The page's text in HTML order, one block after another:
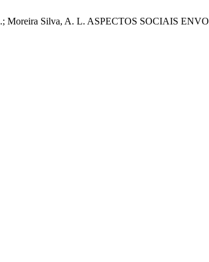
.; Moreira Silva, A. L. ASPECTOS SOCIAIS